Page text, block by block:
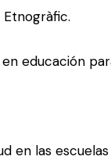
educación
en las